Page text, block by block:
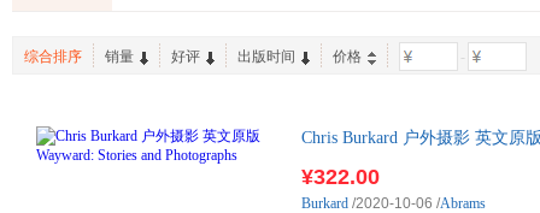
综合排序 销量 好评 出版时间 价格 -
Chris Burkard 户外摄影 英文原
¥322.00
Burkard /2020-10-06 /Abrams